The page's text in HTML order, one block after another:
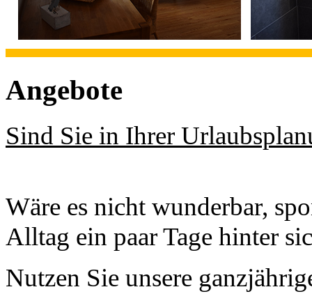
Angebote
Sind Sie in Ihrer
Wäre es nicht wunderbar,
Alltag ein paar Tage hinter
Nutzen Sie unsere